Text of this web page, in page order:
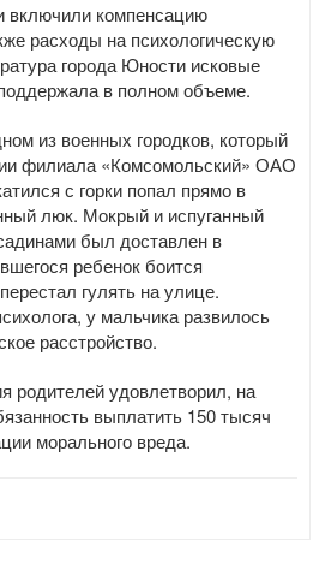
включили компенсацию
расходы на психологическую
города Юности исковые
в полном объеме.
из военных городков, который
филиала «Комсомольский» ОАО
с горки попал прямо в
люк. Мокрый и испуганный
был доставлен в
ребенок боится
гулять на улице.
у мальчика развилось
расстройство.
родителей удовлетворил, на
выплатить 150 тысяч
морального вреда.